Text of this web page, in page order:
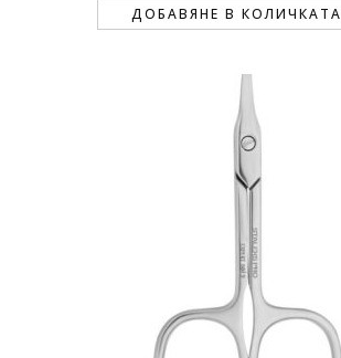
ДОБАВЯНЕ В КОЛИЧКАТА